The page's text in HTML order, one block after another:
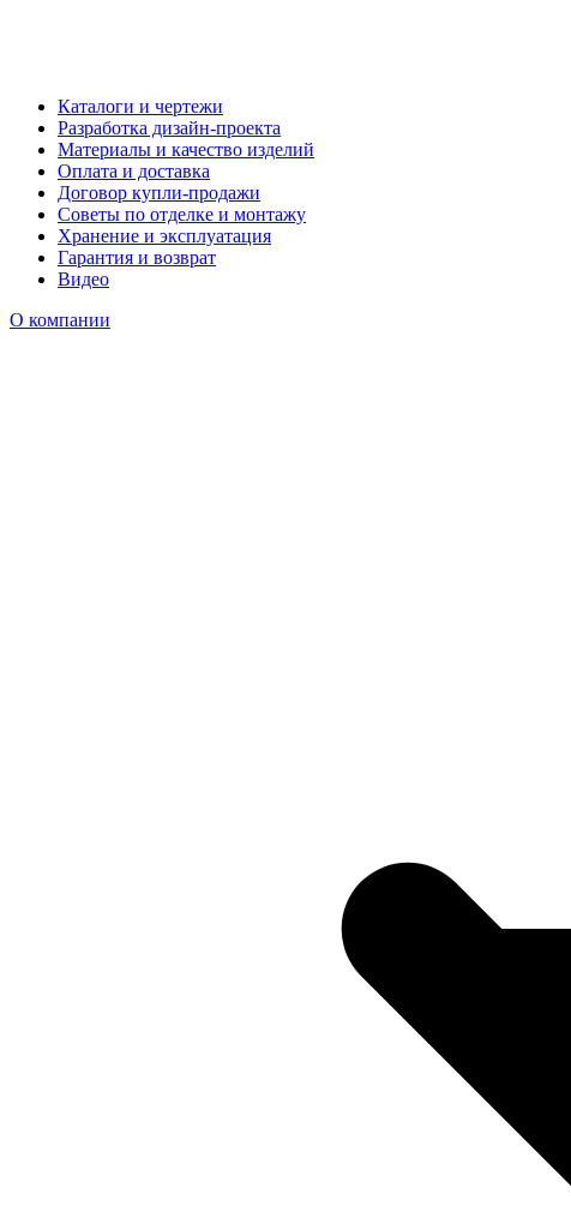
Каталоги и чертежи
Разработка дизайн-проекта
Материалы и качество изделий
Оплата и доставка
Договор купли-продажи
Советы по отделке и монтажу
Хранение и эксплуатация
Гарантия и возврат
Видео
О компании